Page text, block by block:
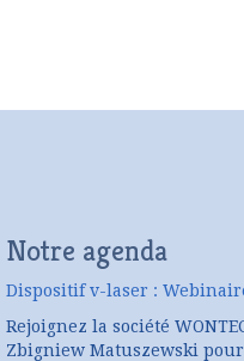
Notre agenda
Dispositif v-laser :
Rejoignez la société
Zbigniew Matuszewski